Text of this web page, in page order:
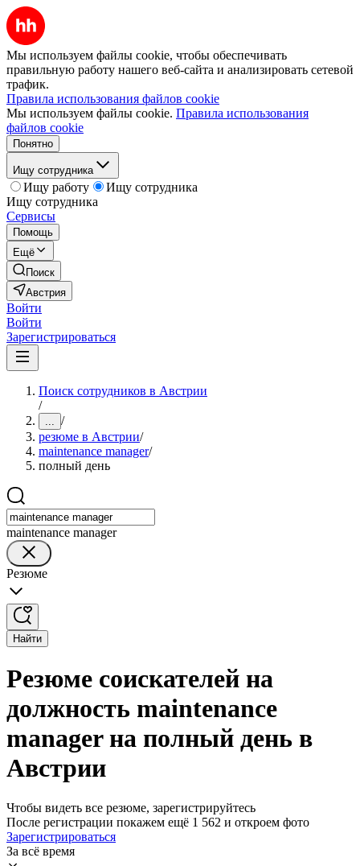
Мы используем файлы cookie, чтобы обеспечивать
правильную работу нашего веб-сайта и анализировать сетевой
трафик.
Правила использования файлов cookie
Мы используем файлы cookie. Правила использования
файлов cookie
Понятно
Ищу сотрудника
Ищу работу
Ищу сотрудника
Ищу сотрудника
Сервисы
Помощь
Ещё
Поиск
Австрия
Войти
Войти
Зарегистрироваться
Поиск сотрудников в Австрии
/
... /
резюме в Австрии/
maintenance manager/
полный день
maintenance manager
Резюме
Найти
Резюме соискателей на
должность maintenance
manager на полный день в
Австрии
Чтобы видеть все резюме, зарегистрируйтесь
После регистрации покажем ещё 1 562 и откроем фото
Зарегистрироваться
За всё время